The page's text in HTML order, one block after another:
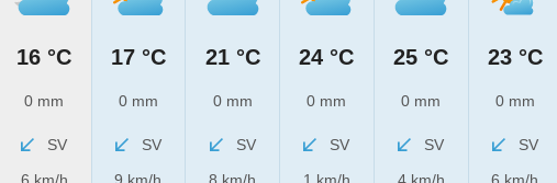
16 °C
0 mm
SV
17 °C
0 mm
SV
21 °C
0 mm
SV
24 °C
0 mm
SV
25 °C
0 mm
SV
23 °C
0 mm
SV